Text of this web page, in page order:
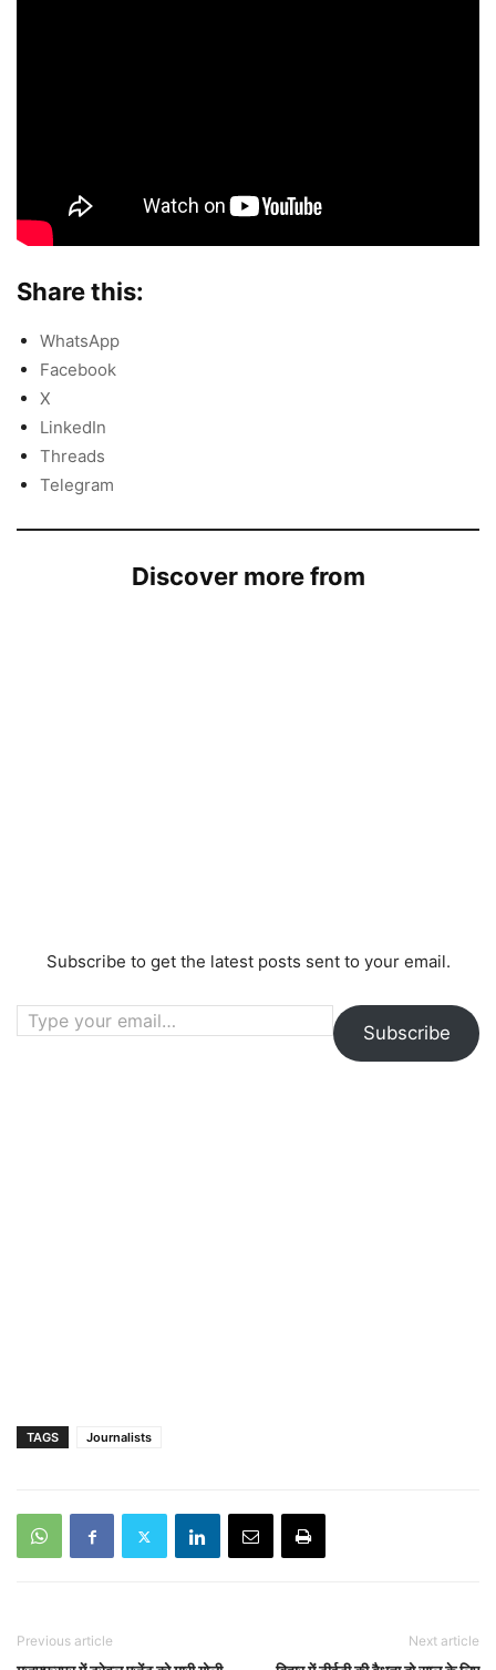
Share this:
WhatsApp
Facebook
X
LinkedIn
Threads
Telegram
Discover more from
Subscribe to get the latest posts sent to your email.
Type your email…
Subscribe
TAGS Journalists
Previous article Next article